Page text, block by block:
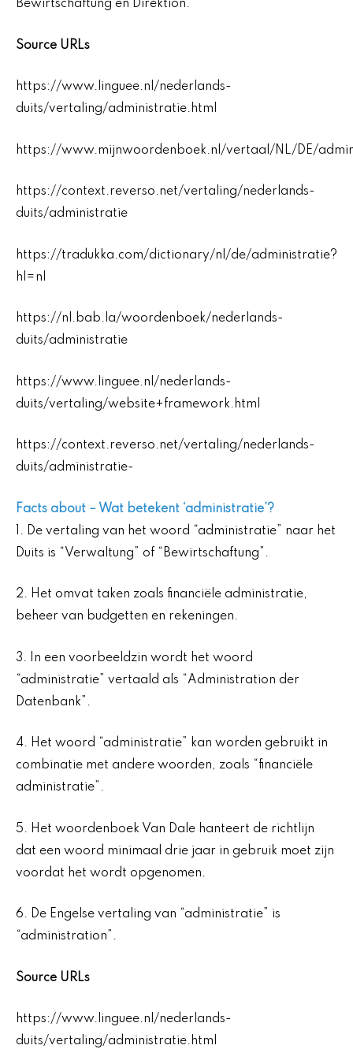
Bewirtschaftung en Direktion.
Source URLs
https://www.linguee.nl/nederlands-
duits/vertaling/administratie.html
https://www.mijnwoordenboek.nl/vertaal/NL/DE/
https://context.reverso.net/vertaling/nederlands-
duits/administratie
https://tradukka.com/dictionary/nl/de/administratie?
hl=nl
https://nl.bab.la/woordenboek/nederlands-
duits/administratie
https://www.linguee.nl/nederlands-
duits/vertaling/website+framework.html
https://context.reverso.net/vertaling/nederlands-
duits/administratie-
Facts about – Wat betekent ‘administratie’?
1. De vertaling van het woord “administratie” naar het
Duits is “Verwaltung” of “Bewirtschaftung”.
2. Het omvat taken zoals financiële administratie,
beheer van budgetten en rekeningen.
3. In een voorbeeldzin wordt het woord
“administratie” vertaald als “Administration der
Datenbank”.
4. Het woord “administratie” kan worden gebruikt in
combinatie met andere woorden, zoals “financiële
administratie”.
5. Het woordenboek Van Dale hanteert de richtlijn
dat een woord minimaal drie jaar in gebruik moet zijn
voordat het wordt opgenomen.
6. De Engelse vertaling van “administratie” is
“administration”.
Source URLs
https://www.linguee.nl/nederlands-
duits/vertaling/administratie.html